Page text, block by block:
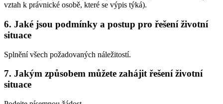
vztah k právnické osobě, které se výpis týká).
6. Jaké jsou podmínky a postup pro řešení životní
situace
Splnění všech požadovaných náležitostí.
7. Jakým způsobem můžete zahájit řešení životní
situace